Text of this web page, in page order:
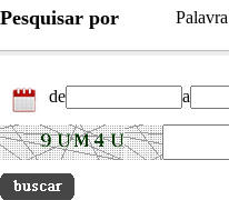
Pesquisar por Palavra
de a